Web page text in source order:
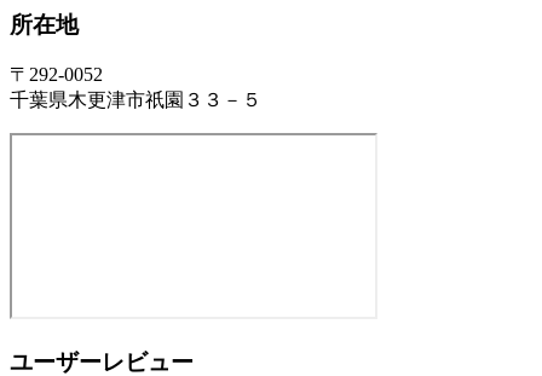
所在地
〒292-0052
千葉県木更津市祇園３３－５
ユーザーレビュー